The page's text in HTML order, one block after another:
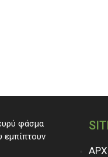
φάσμα
εμπίπτουν